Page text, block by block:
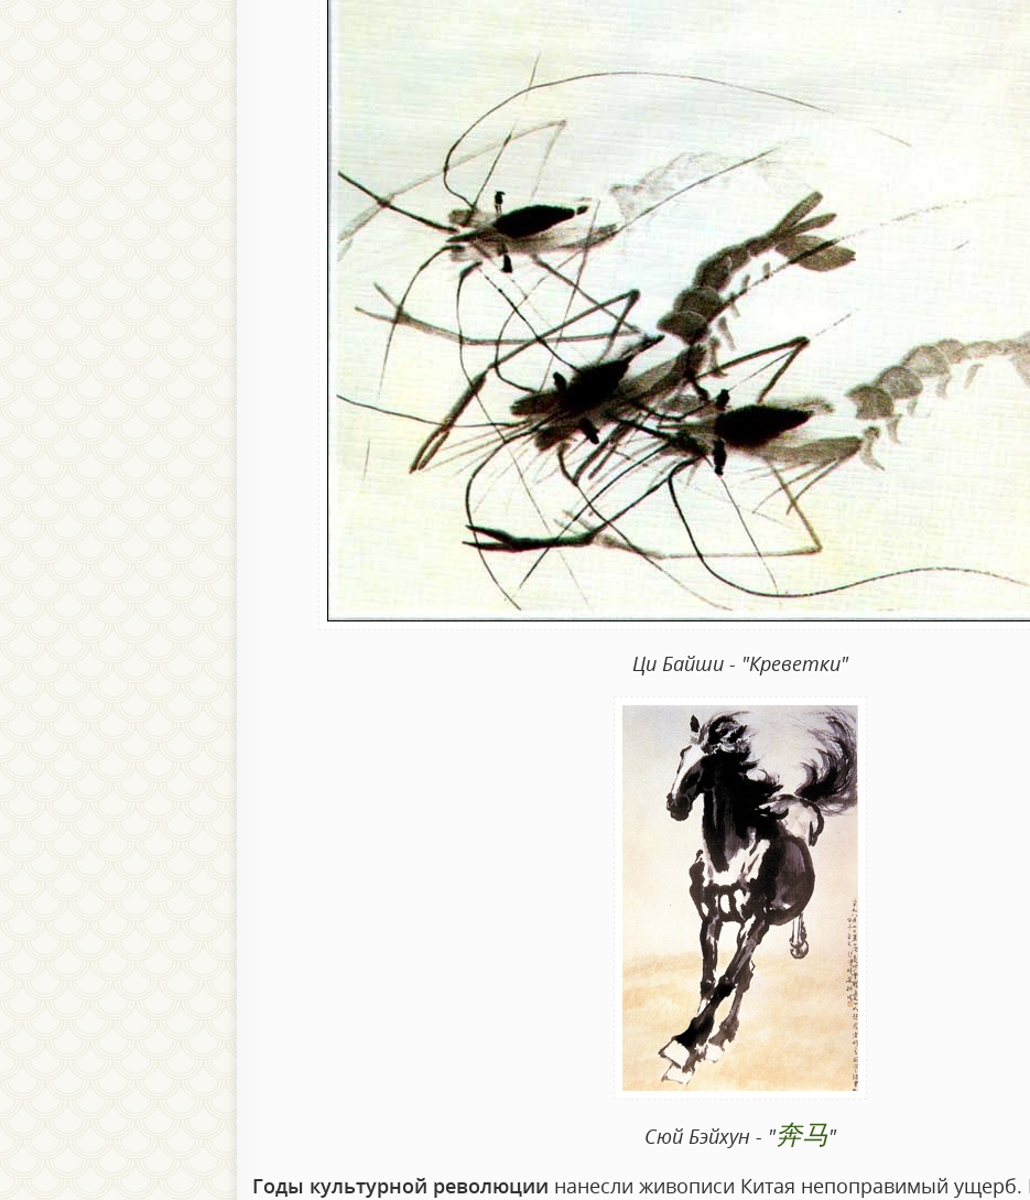
Ци Байши - "Креветки"
Сюй Бэйхун - "奔马"
Годы культурной революции нанесли живописи Китая непоправимый ущерб.